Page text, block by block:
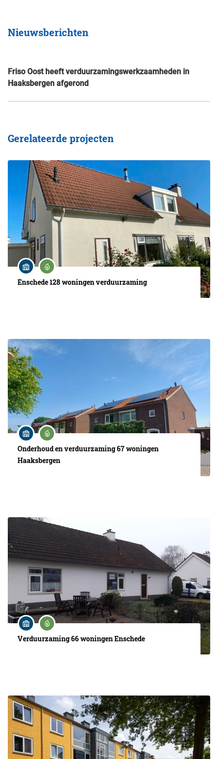
Nieuwsberichten
Friso Oost heeft verduurzamingswerkzaamheden in
Haaksbergen afgerond
Gerelateerde projecten
Enschede 128 woningen verduurzaming
Onderhoud en verduurzaming 67 woningen
Haaksbergen
Verduurzaming 66 woningen Enschede